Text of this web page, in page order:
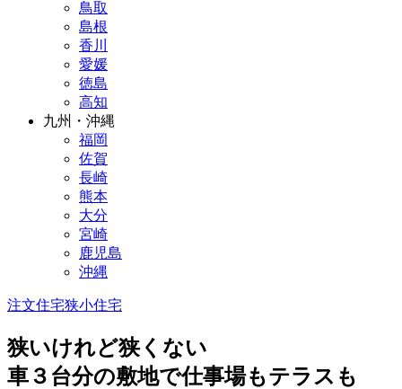
鳥取
島根
香川
愛媛
徳島
高知
九州・沖縄
福岡
佐賀
長崎
熊本
大分
宮崎
鹿児島
沖縄
注文住宅狭小住宅
狭いけれど狭くない
車３台分の敷地で仕事場もテラスも